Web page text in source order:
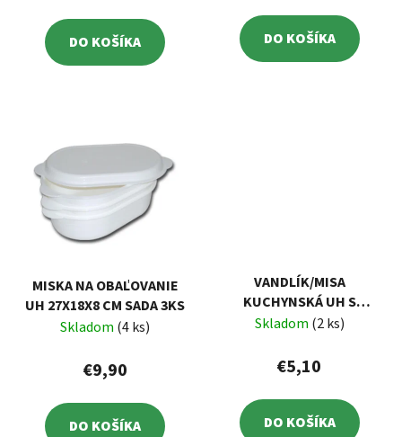
DO KOŠÍKA DO KOŠÍKA
MISKA NA OBAĽOVANIE
UH 27X18X8 CM SADA 3KS
Skladom (4 ks)
€9,90
DO KOŠÍKA
VANDLÍK/MISA
KUCHYNSKÁ UH S
RÚČKAMI 5 L FAREBNÝ
Skladom (2 ks)
€5,10
DO KOŠÍKA